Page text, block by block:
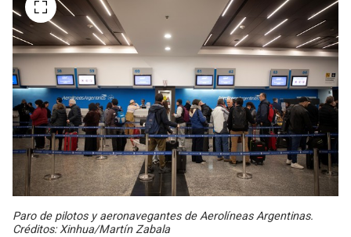
Paro de pilotos y aeronavegantes de Aerolíneas Argentinas.
Créditos: Xinhua/Martín Zabala